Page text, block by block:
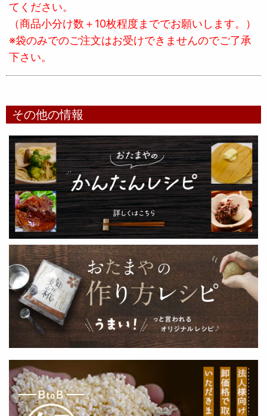
てください。
（商品小分け数＋10枚程度まででお願いします。）
※袋のみでのご注文はお受けできませんのでご了承
下さい。
その他の情報